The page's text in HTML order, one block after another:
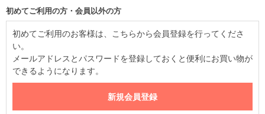
初めてご利用の方・会員以外の方
初めてご利用のお客様は、こちらから会員登録を行ってくださ
い。
メールアドレスとパスワードを登録しておくと便利にお買い物が
できるようになります。